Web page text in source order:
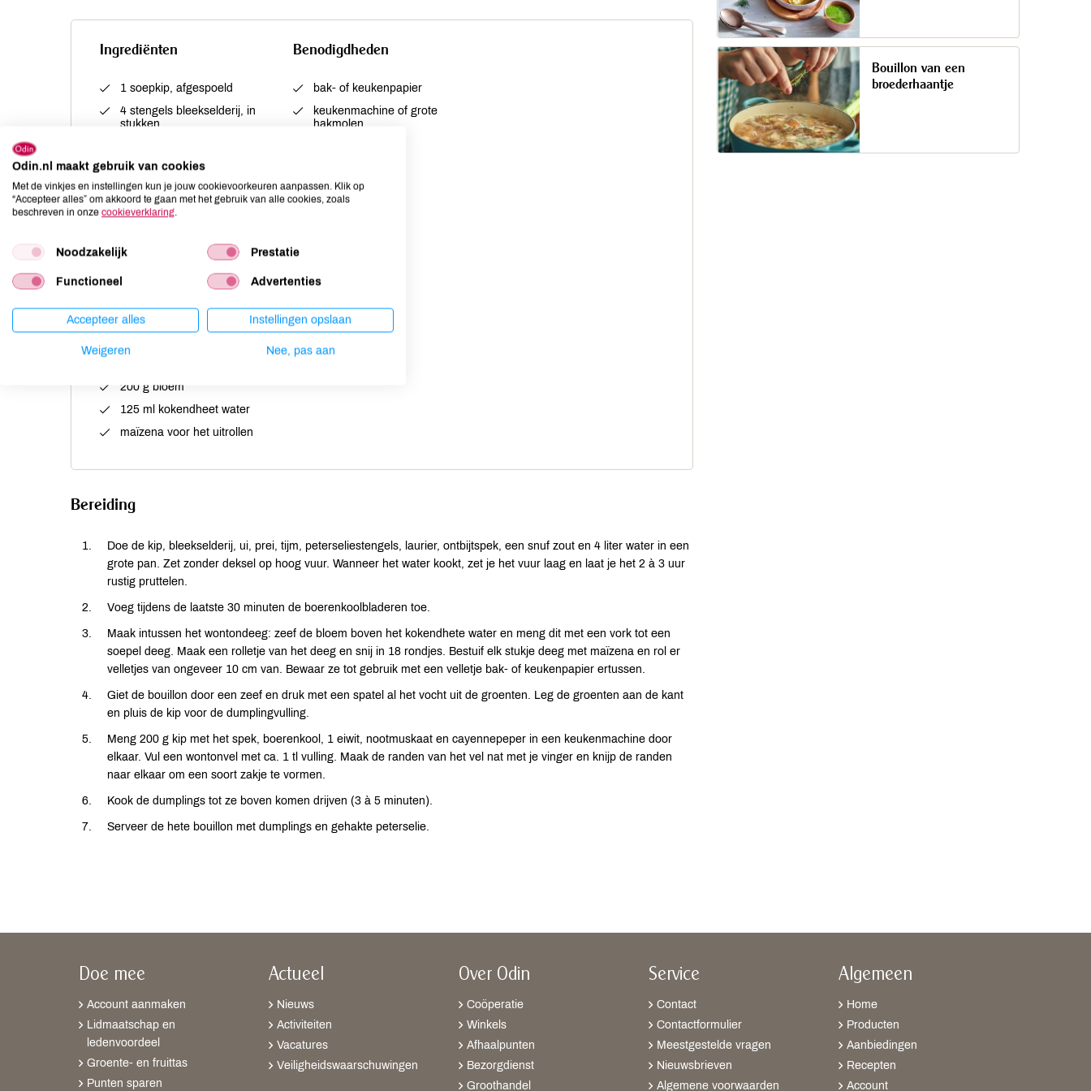
Ingrediënten
1 soepkip, afgespoeld
4 stengels bleekselderij, in
stukken
1 grote prei, grof gesnipperd
4 takjes tijm
1 bos peterselie, stengels en
4 laurierblaadjes
100 g gerookt ontbijtspek
1 eiwit
200 g bloem
125 ml kokendheet water
maïzena voor het uitrollen
Benodigdheden
bak- of keukenpapier
keukenmachine of grote
hakmolen
Bereiding
Doe de kip, bleekselderij, ui, prei, tijm, peterseliestengels, laurier, ontbijtspek, een snuf zout en 4 liter water in een
grote pan. Zet zonder deksel op hoog vuur. Wanneer het water kookt, zet je het vuur laag en laat je het 2 à 3 uur
rustig pruttelen.
Voeg tijdens de laatste 30 minuten de boerenkoolbladeren toe.
Maak intussen het wontondeeg: zeef de bloem boven het kokendhete water en meng dit met een vork tot een
soepel deeg. Maak een rolletje van het deeg en snij in 18 rondjes. Bestuif elk stukje deeg met maïzena en rol er
velletjes van ongeveer 10 cm van. Bewaar ze tot gebruik met een velletje bak- of keukenpapier ertussen.
Giet de bouillon door een zeef en druk met een spatel al het vocht uit de groenten. Leg de groenten aan de kant
en pluis de kip voor de dumplingvulling.
Meng 200 g kip met het spek, boerenkool, 1 eiwit, nootmuskaat en cayennepeper in een keukenmachine door
elkaar. Vul een wontonvel met ca. 1 tl vulling. Maak de randen van het vel nat met je vinger en knijp de randen
naar elkaar om een soort zakje te vormen.
Kook de dumplings tot ze boven komen drijven (3 à 5 minuten).
Serveer de hete bouillon met dumplings en gehakte peterselie.
Bouillon van een
broederhaantje
Doe mee
Account aanmaken
Lidmaatschap en
ledenvoordeel
Groente- en fruittas
Punten sparen
Actueel
Nieuws
Activiteiten
Vacatures
Veiligheidswaarschuwingen
Over Odin
Coöperatie
Winkels
Afhaalpunten
Bezorgdienst
Groothandel
Service
Contact
Contactformulier
Meestgestelde vragen
Nieuwsbrieven
Algemene voorwaarden
Algemeen
Home
Producten
Aanbiedingen
Recepten
Account
Odin.nl maakt gebruik van cookies
Met de vinkjes en instellingen kun je jouw cookievoorkeuren aanpassen. Klik op
“Accepteer alles” om akkoord te gaan met het gebruik van alle cookies, zoals
beschreven in onze cookieverklaring.
Noodzakelijk Prestatie
Functioneel Advertenties
Accepteer alles Instellingen opslaan
Weigeren Nee, pas aan